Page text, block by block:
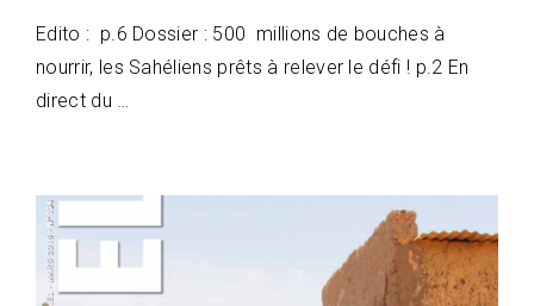
Edito : p.6 Dossier : 500 millions de bouches à
nourrir, les Sahéliens prêts à relever le défi ! p.2 En
direct du …